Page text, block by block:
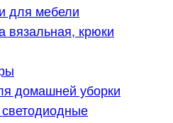
для мебели
вязальная, крюки
домашней уборки